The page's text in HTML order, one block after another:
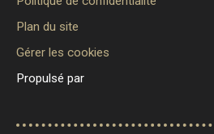
Plan du site
Gérer les cookies
Propulsé par